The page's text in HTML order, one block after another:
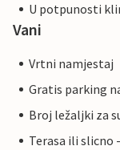
U potpunosti
Vani
Vrtni namjestaj
Gratis parking
Broj ležaljki za
Terasa ili slicno